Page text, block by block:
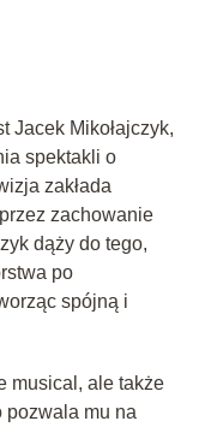
Jacek Mikołajczyk,
spektakli o
zakłada
zachowanie
dąży do tego,
po
spójną i
musical, ale także
pozwala mu na